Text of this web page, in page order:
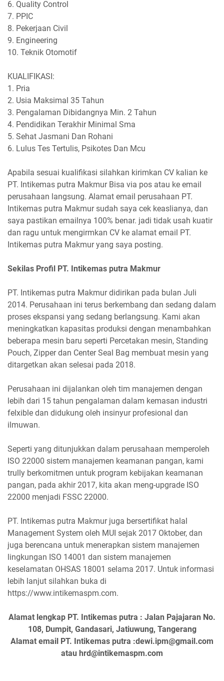
6. Quality Control
7. PPIC
8. Pekerjaan Civil
9. Engineering
10. Teknik Otomotif
KUALIFIKASI:
1. Pria
2. Usia Maksimal 35 Tahun
3. Pengalaman Dibidangnya Min. 2 Tahun
4. Pendidikan Terakhir Minimal Sma
5. Sehat Jasmani Dan Rohani
6. Lulus Tes Tertulis, Psikotes Dan Mcu
Apabila sesuai kualifikasi silahkan kirimkan CV kalian ke
PT. Intikemas putra Makmur Bisa via pos atau ke email
perusahaan langsung. Alamat email perusahaan PT.
Intikemas putra Makmur sudah saya cek keaslianya, dan
saya pastikan emailnya 100% benar. jadi tidak usah kuatir
dan ragu untuk mengirmkan CV ke alamat email PT.
Intikemas putra Makmur yang saya posting.
Sekilas Profil PT. Intikemas putra Makmur
PT. Intikemas putra Makmur didirikan pada bulan Juli
2014. Perusahaan ini terus berkembang dan sedang dalam
proses ekspansi yang sedang berlangsung. Kami akan
meningkatkan kapasitas produksi dengan menambahkan
beberapa mesin baru seperti Percetakan mesin, Standing
Pouch, Zipper dan Center Seal Bag membuat mesin yang
ditargetkan akan selesai pada 2018.
Perusahaan ini dijalankan oleh tim manajemen dengan
lebih dari 15 tahun pengalaman dalam kemasan industri
felxible dan didukung oleh insinyur profesional dan
ilmuwan.
Seperti yang ditunjukkan dalam perusahaan memperoleh
ISO 22000 sistem manajemen keamanan pangan, kami
trully berkomitmen untuk program kebijakan keamanan
pangan, pada akhir 2017, kita akan meng-upgrade ISO
22000 menjadi FSSC 22000.
PT. Intikemas putra Makmur juga bersertifikat halal
Management System oleh MUI sejak 2017 Oktober, dan
juga berencana untuk menerapkan sistem manajemen
lingkungan ISO 14001 dan sistem manajemen
keselamatan OHSAS 18001 selama 2017. Untuk informasi
lebih lanjut silahkan buka di
https://www.intikemaspm.com.
Alamat lengkap PT. Intikemas putra : Jalan Pajajaran No.
108, Dumpit, Gandasari, Jatiuwung, Tangerang
Alamat email PT. Intikemas putra :dewi.ipm@gmail.com
atau hrd@intikemaspm.com